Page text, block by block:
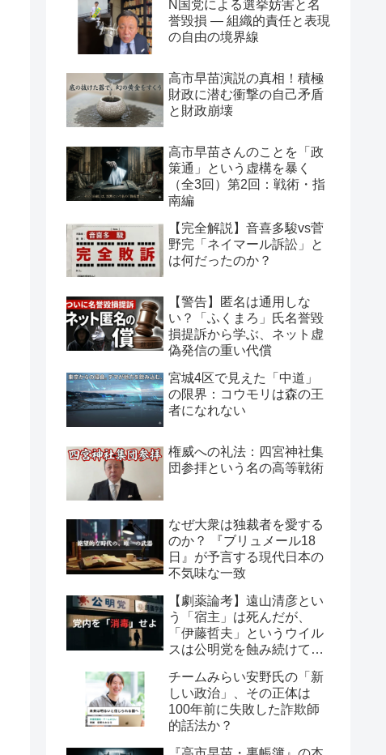
N国党による選挙妨害と名
誉毀損 ― 組織的責任と表現
の自由の境界線
高市早苗演説の真相！積極
財政に潜む衝撃の自己矛盾
と財政崩壊
高市早苗さんのことを「政
策通」という虚構を暴く
（全3回）第2回：戦術・指
南編
【完全解説】音喜多駿vs菅
野完「ネイマール訴訟」と
は何だったのか？
【警告】匿名は通用しな
い？「ふくまろ」氏名誉毀
損提訴から学ぶ、ネット虚
偽発信の重い代償
宮城4区で見えた「中道」
の限界：コウモリは森の王
者になれない
権威への礼法：四宮神社集
団参拝という名の高等戦術
なぜ大衆は独裁者を愛する
のか？ 『ブリュメール18
日』が予言する現代日本の
不気味な一致
【劇薬論考】遠山清彦とい
う「宿主」は死んだが、
「伊藤哲夫」というウイル
スは公明党を蝕み続けてい
チームみらい安野氏の「新
しい政治」、その正体は
100年前に失敗した詐欺師
的話法か？